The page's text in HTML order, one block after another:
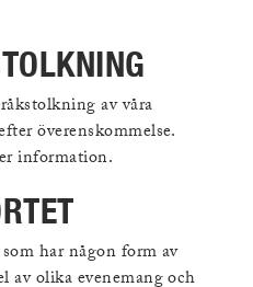
av våra
överenskommelse.
information.
har någon form av
olika evenemang och